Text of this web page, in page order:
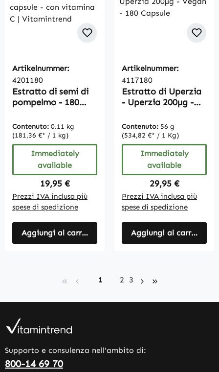
Artikelnummer:
4201180
Estratto di semi di
pompelmo - 180
vitamina C |
Vitamintrend
Contenuto: 0.11 kg
(181,36 €* / 1 kg)
Immediately
available
Regular price:
19,95 €
Prezzi IVA inclusa più
spese di spedizione
Aggiungi al carrello
Artikelnummer:
4117180
Estratto di Uperzia
- Uperzia 200µg -
Contenuto: 56 g
(534,82 €* / 1 Kg)
Immediately
available
Regular price:
29,95 €
Prezzi IVA inclusa più
spese di spedizione
Aggiungi al carrello
Page
1 Page
2 Page
3
Supporto e consulenza nell'ambito di:
800-14 69 70